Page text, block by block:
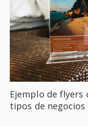
Ejemplo de
tipos de negocios